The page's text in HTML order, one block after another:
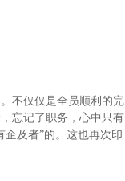
不仅仅是全员顺利的完
忘记了职务，心中只有
及者”的。这也再次印